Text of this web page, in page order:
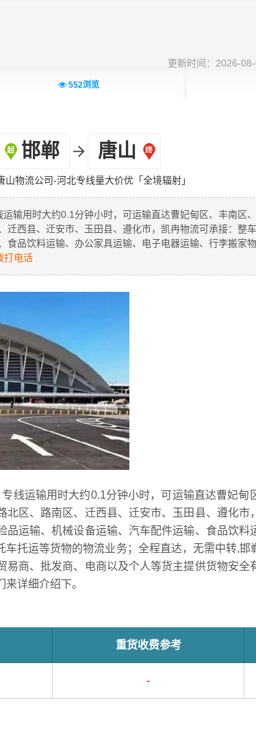
更新时间：2026-
552浏览
邯郸 唐山
山物流公司-河北专线量大价优「全境辐射」
输用时大约0.1分钟小时，可运输直达曹妃甸区、丰南区
迁西县、迁安市、玉田县、遵化市，凯冉物流可承接：整
食品饮料运输、办公家具运输、电子电器运输、行李搬家
打电话
线运输用时大约0.1分钟小时，可运输直达曹妃甸
北区、路南区、迁西县、迁安市、玉田县、遵化市
品运输、机械设备运输、汽车配件运输、食品饮料
托运等货物的物流业务；全程直达，无需中转,邯
易商、批发商、电商以及个人等货主提供货物安全
详细介绍下。
重货收费参考
-